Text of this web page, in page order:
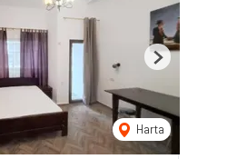
Harta
Next